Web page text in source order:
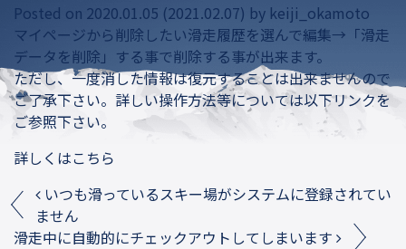
Posted on 2020.01.05 (2021.02.07) by keiji_okamoto
マイページから削除したい滑走履歴を選んで編集→「滑走
データを削除」する事で削除する事が出来ます。
ただし、一度消した情報は復元することは出来ませんので
ご了承下さい。 詳しい操作方法等については以下リンクを
ご参照下さい。
詳しくはこちら
Post navigation
いつも滑っているスキー場がシステムに登録されてい
ません
滑走中に自動的にチェックアウトしてしまいます